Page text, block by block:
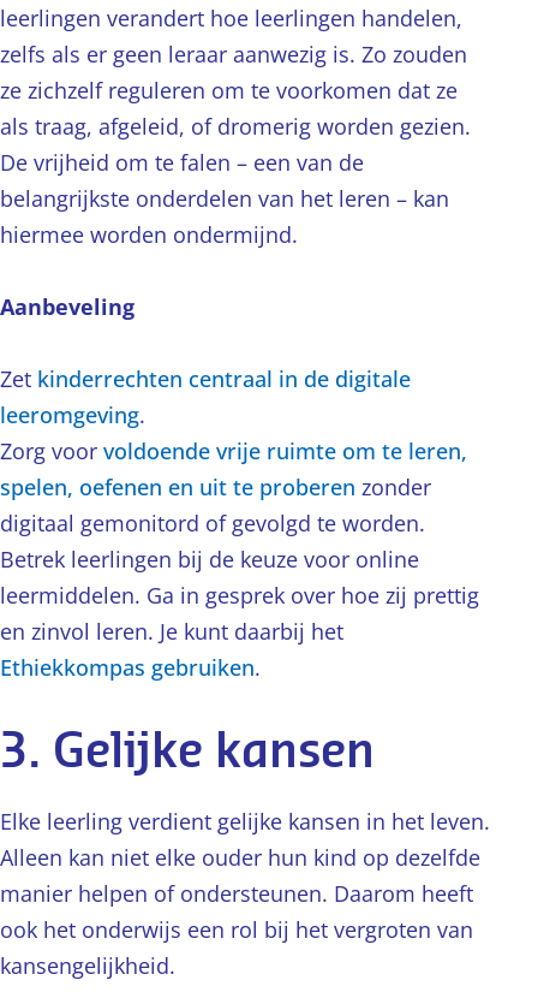
leerlingen verandert hoe leerlingen handelen,
zelfs als er geen leraar aanwezig is. Zo zouden
ze zichzelf reguleren om te voorkomen dat ze
als traag, afgeleid, of dromerig worden gezien.
De vrijheid om te falen – een van de
belangrijkste onderdelen van het leren – kan
hiermee worden ondermijnd.
Aanbeveling
Zet kinderrechten centraal in de digitale
leeromgeving.
Zorg voor voldoende vrije ruimte om te leren,
spelen, oefenen en uit te proberen zonder
digitaal gemonitord of gevolgd te worden.
Betrek leerlingen bij de keuze voor online
leermiddelen. Ga in gesprek over hoe zij prettig
en zinvol leren. Je kunt daarbij het
Ethiekkompas gebruiken.
3. Gelijke kansen
Elke leerling verdient gelijke kansen in het leven.
Alleen kan niet elke ouder hun kind op dezelfde
manier helpen of ondersteunen. Daarom heeft
ook het onderwijs een rol bij het vergroten van
kansengelijkheid.